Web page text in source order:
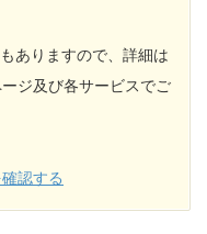
ありますので、詳細は
ジ及び各サービスでご
認する